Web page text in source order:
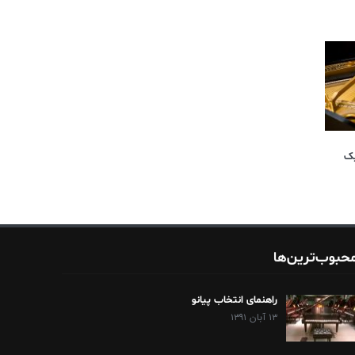
راهنمای انتخاب پیانو
۱۳ آبان ۱۳۹۱